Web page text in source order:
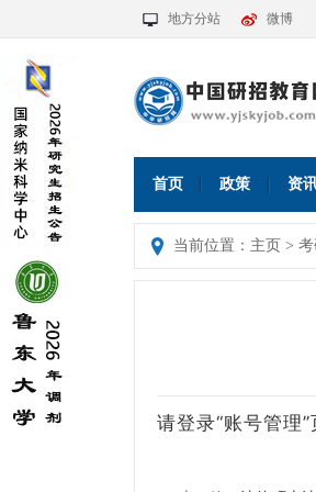
地方分站 微博
首页 政策 资
当前位置： 主页 >
请登录“账号管理